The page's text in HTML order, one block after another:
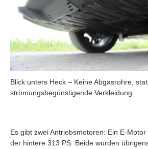
Blick unters Heck – Keine Abgasrohre,
strömungsbegünstigende Verkleidung.
Es gibt zwei Antriebsmotoren: Ein E-Motor
der hintere 313 PS. Beide wurden